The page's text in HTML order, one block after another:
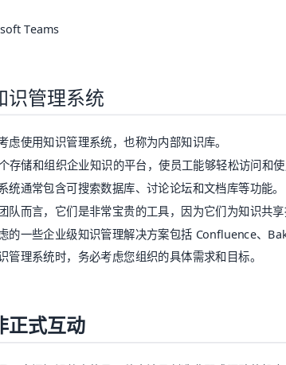
Teams
识管理系统
虑使用知识管理系统，也称为内部知识库。
存储和组织企业知识的平台，使员工能够轻松访问和使
统通常包含可搜索数据库、讨论论坛和文档库等功能。
队而言，它们是非常宝贵的工具，因为它们为知识共享
的一些企业级知识管理解决方案包括 Confluence、
管理系统时，务必考虑您组织的具体需求和目标。
正式互动